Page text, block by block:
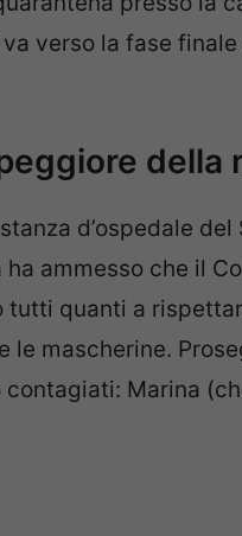
verso la fase finale
della
d’ospedale del
ammesso che il
tutti quanti a
mascherine.
Marina